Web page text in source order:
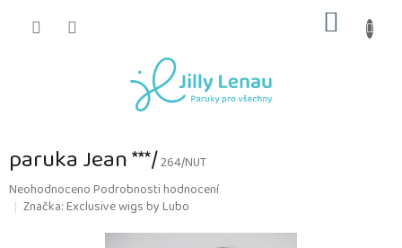
KOŠÍK
paruka Jean ***/264/NUT
Průměrné
hodnocení
NeohodnocenoPodrobnosti hodnocení
Značka:Exclusive wigs by Lubo